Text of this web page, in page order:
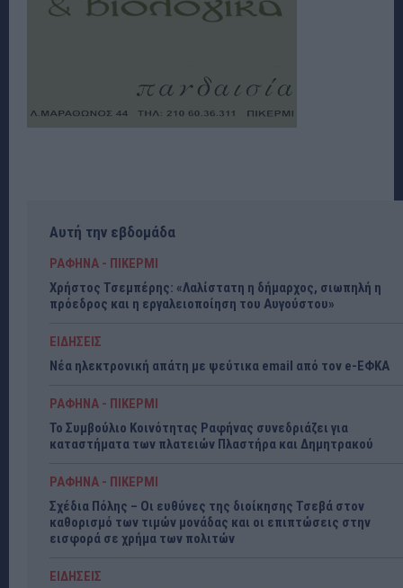
Αυτή την εβδομάδα
ΡΑΦΗΝΑ - ΠΙΚΕΡΜΙ
Χρήστος Τσεμπέρης: «Λαλίστατη η δήμαρχος, σιωπηλή η
πρόεδρος και η εργαλειοποίηση του Αυγούστου»
ΕΙΔΗΣΕΙΣ
Νέα ηλεκτρονική απάτη με ψεύτικα email από τον e-ΕΦΚΑ
ΡΑΦΗΝΑ - ΠΙΚΕΡΜΙ
Το Συμβούλιο Κοινότητας Ραφήνας συνεδριάζει για
καταστήματα των πλατειών Πλαστήρα και Δημητρακού
ΡΑΦΗΝΑ - ΠΙΚΕΡΜΙ
Σχέδια Πόλης – Οι ευθύνες της διοίκησης Τσεβά στον
καθορισμό των τιμών μονάδας και οι επιπτώσεις στην
εισφορά σε χρήμα των πολιτών
ΕΙΔΗΣΕΙΣ